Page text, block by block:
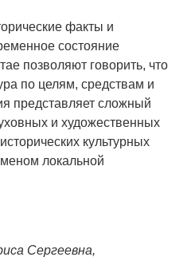
факты и
состояние
позволяют говорить, что
по целям, средствам и
представляет сложный
и художественных
культурных
локальной
Сергеевна,